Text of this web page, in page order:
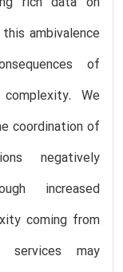
ambivalence
of
We
coordination of
negatively
increased
coming from
services may